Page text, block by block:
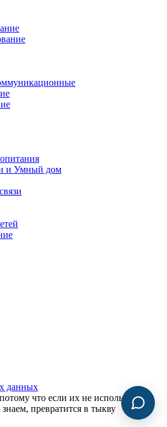
и Умный дом
данных
что если их не использовать,
превратится в тыкву